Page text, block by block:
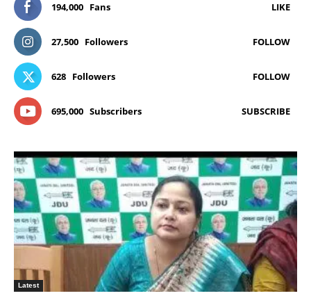
194,000 Fans LIKE
27,500 Followers FOLLOW
628 Followers FOLLOW
695,000 Subscribers SUBSCRIBE
Latest